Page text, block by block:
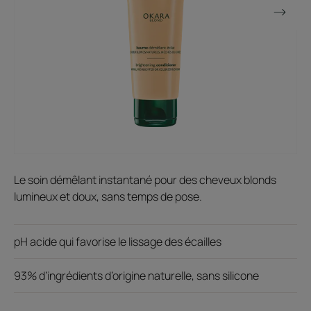
Le soin démêlant instantané pour des cheveux blonds
lumineux et doux, sans temps de pose.
pH acide qui favorise le lissage des écailles
93% d’ingrédients d’origine naturelle, sans silicone